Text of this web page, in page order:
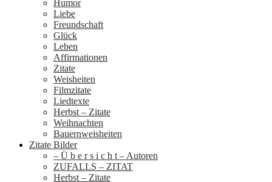
Humor
Liebe
Freundschaft
Glück
Leben
Affirmationen
Zitate
Weisheiten
Filmzitate
Liedtexte
Herbst – Zitate
Weihnachten
Bauernweisheiten
Zitate Bilder
– Ü b e r s i c h t – Autoren
ZUFALLS – ZITAT
Herbst – Zitate